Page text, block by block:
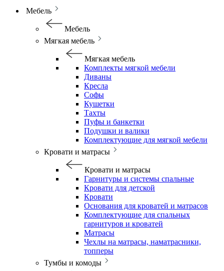
Мебель
Мебель
Мягкая мебель
Мягкая мебель
Комплекты мягкой мебели
Диваны
Кресла
Софы
Кушетки
Тахты
Пуфы и банкетки
Подушки и валики
Комплектующие для мягкой мебели
Кровати и матрасы
Кровати и матрасы
Гарнитуры и системы спальные
Кровати для детской
Кровати
Основания для кроватей и матрасов
Комплектующие для спальных
гарнитуров и кроватей
Матрасы
Чехлы на матрасы, наматрасники,
топперы
Тумбы и комоды